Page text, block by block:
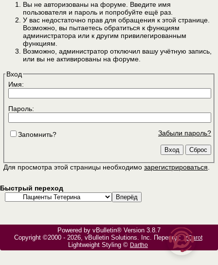
Вы не авторизованы на форуме. Введите имя
пользователя и пароль и попробуйте ещё раз.
У вас недостаточно прав для обращения к этой странице.
Возможно, вы пытаетесь обратиться к функциям
администратора или к другим привилегированным
функциям.
Возможно, администратор отключил вашу учётную запись,
или вы не активированы на форуме.
Вход
Имя:
Пароль:
Забыли пароль?
Запомнить?
Для просмотра этой страницы необходимо зарегистрироваться
Быстрый переход
Powered by vBulletin® Version 3.8.7
Copyright ©2000 - 2026, vBulletin Solutions, Inc. Перевод: zCarot
Lightweight Styling © Dartho